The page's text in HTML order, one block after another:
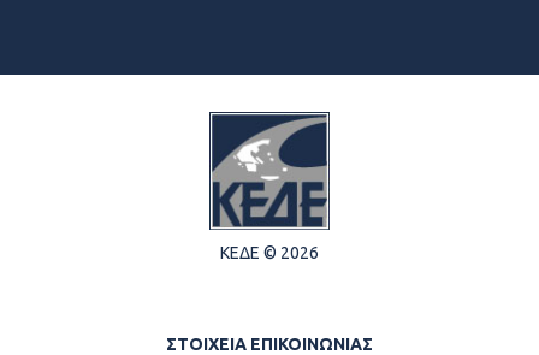
ΚΕΔΕ © 2026
ΣΤΟΙΧΕΙΑ ΕΠΙΚΟΙΝΩΝΙΑΣ